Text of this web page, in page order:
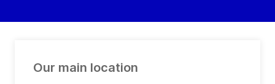
Our main location